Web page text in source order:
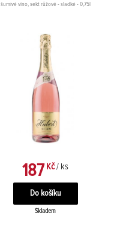
šumivé víno, sekt růžové - sladké - 0,75l
187Kč / ks
Skladem